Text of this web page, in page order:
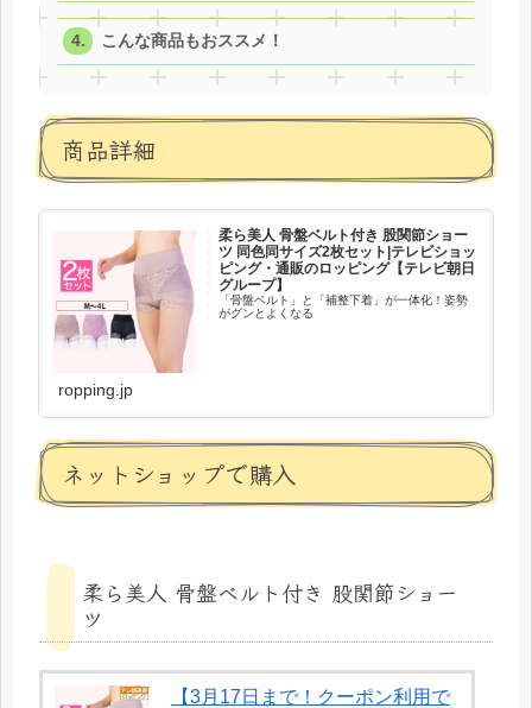
こんな商品もおススメ！
商品詳細
柔ら美人 骨盤ベルト付き 股関節ショー
ツ 同色同サイズ2枚セット|テレビショッ
ピング・通販のロッピング【テレビ朝日
グループ】
「骨盤ベルト」と「補整下着」が一体化！姿勢
がグンとよくなる
ropping.jp
ネットショップで購入
柔ら美人 骨盤ベルト付き 股関節ショー
ツ
【3月17日まで！クーポン利用で